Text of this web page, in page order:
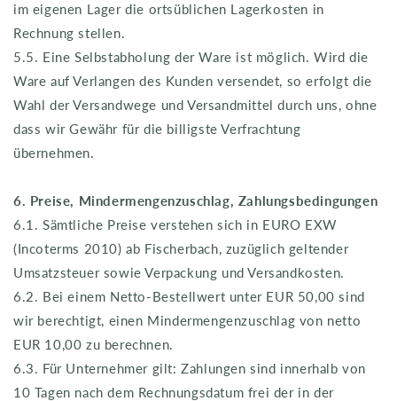
im eigenen Lager die ortsüblichen Lagerkosten in
Rechnung stellen.
5.5. Eine Selbstabholung der Ware ist möglich. Wird die
Ware auf Verlangen des Kunden versendet, so erfolgt die
Wahl der Versandwege und Versandmittel durch uns, ohne
dass wir Gewähr für die billigste Verfrachtung
übernehmen.
6. Preise, Mindermengenzuschlag, Zahlungsbedingungen
6.1. Sämtliche Preise verstehen sich in EURO EXW
(Incoterms 2010) ab Fischerbach, zuzüglich geltender
Umsatzsteuer sowie Verpackung und Versandkosten.
6.2. Bei einem Netto-Bestellwert unter EUR 50,00 sind
wir berechtigt, einen Mindermengenzuschlag von netto
EUR 10,00 zu berechnen.
6.3. Für Unternehmer gilt: Zahlungen sind innerhalb von
10 Tagen nach dem Rechnungsdatum frei der in der